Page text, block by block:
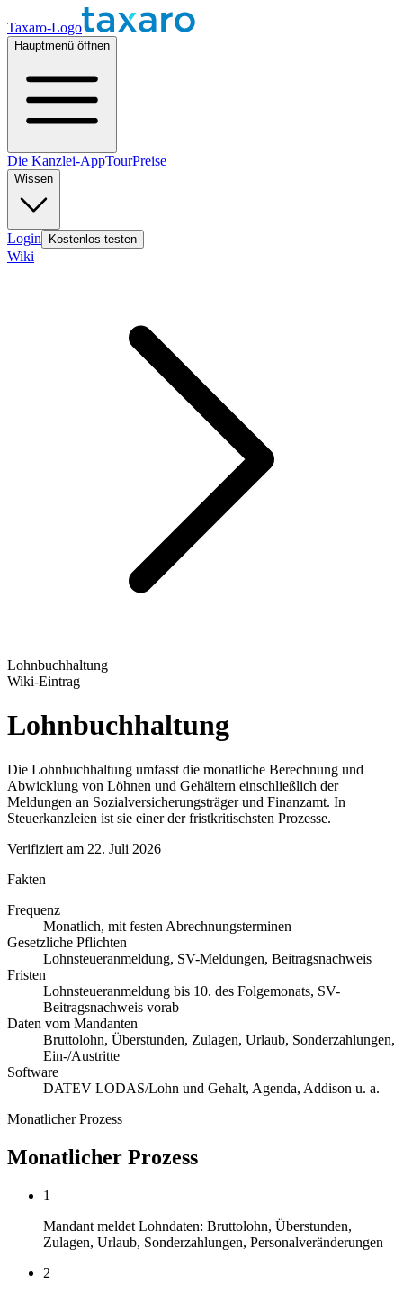
Taxaro-Logo
Hauptmenü öffnen
Die Kanzlei-AppTourPreise
Wissen
Login Kostenlos testen
Wiki
Lohnbuchhaltung
Wiki-Eintrag
Lohnbuchhaltung
Die Lohnbuchhaltung umfasst die monatliche Berechnung und
Abwicklung von Löhnen und Gehältern einschließlich der
Meldungen an Sozialversicherungsträger und Finanzamt. In
Steuerkanzleien ist sie einer der fristkritischsten Prozesse.
Verifiziert am 22. Juli 2026
Fakten
Frequenz
Monatlich, mit festen Abrechnungsterminen
Gesetzliche Pflichten
Lohnsteueranmeldung, SV-Meldungen, Beitragsnachweis
Fristen
Lohnsteueranmeldung bis 10. des Folgemonats, SV-
Beitragsnachweis vorab
Daten vom Mandanten
Bruttolohn, Überstunden, Zulagen, Urlaub, Sonderzahlungen,
Ein-/Austritte
Software
DATEV LODAS/Lohn und Gehalt, Agenda, Addison u. a.
Monatlicher Prozess
Monatlicher Prozess
1
Mandant meldet Lohndaten: Bruttolohn, Überstunden,
Zulagen, Urlaub, Sonderzahlungen, Personalveränderungen
2